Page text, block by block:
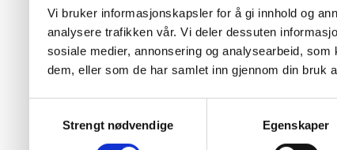
Vi bruker informasjonskapsler for å gi innhold og
analysere trafikken vår. Vi deler dessuten
sosiale medier, annonsering og analysearbeid,
dem, eller som de har samlet inn gjennom din bruk
Strengt nødvendige
Egenskaper
mennesker i Tanzania. Når flere får
tilgang til finansiering, kan de
ansette flere og bygge
sine,
Judy Kinyanjui